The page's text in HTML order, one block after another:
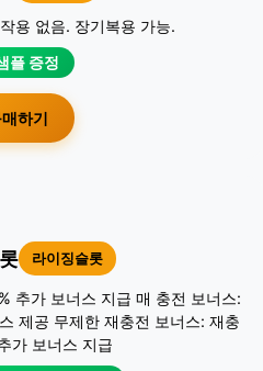
용 없음. 장기복용 가능.
플 증정
하기
라이징슬롯
추가 보너스 지급 매 충전 보너스:
제공 무제한 재충전 보너스: 재충
가 보너스 지급